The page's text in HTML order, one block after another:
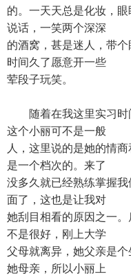
的。一天天总是化妆，
说话，一笑两个深深
的酒窝，甚是迷人，带
时间久了愿意开一些
荤段子玩笑。
随着在我这里实习时
这个小丽可不是一般
人，这里说的是她的情
是一个档次的。来了
没多久就已经熟练掌握
面了，这也是让我对
她刮目相看的原因之一
不是很好，刚上大学
父母就离异，她父亲是
她母亲，所以小丽上